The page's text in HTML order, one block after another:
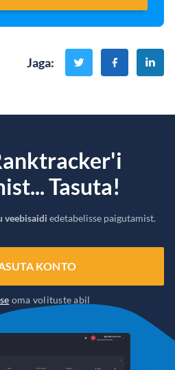
Jaga:
Tasuta!
veebisaidi edetabelisse paigutamist.
KONTO
oma volituste abil